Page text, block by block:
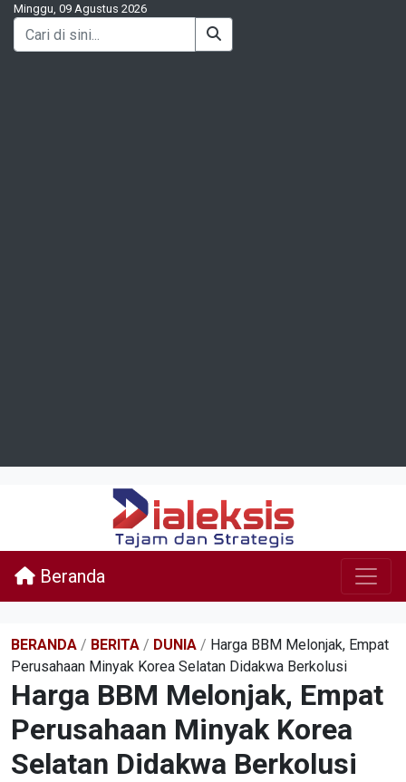
Minggu, 09 Agustus 2026
Beranda
BERANDA / BERITA / DUNIA / Harga BBM Melonjak, Empat
Perusahaan Minyak Korea Selatan Didakwa Berkolusi
Harga BBM Melonjak, Empat
Perusahaan Minyak Korea
Selatan Didakwa Berkolusi